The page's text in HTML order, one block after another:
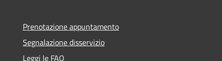
Prenotazione appuntamento
Segnalazione disservizio
Leggi le FAQ